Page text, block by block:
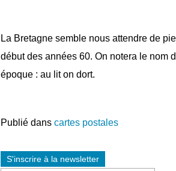
La Bretagne semble nous attendre de
début des années 60. On notera le nom
époque : au lit on dort.
Publié dans cartes postales
S'inscrire à la newsletter